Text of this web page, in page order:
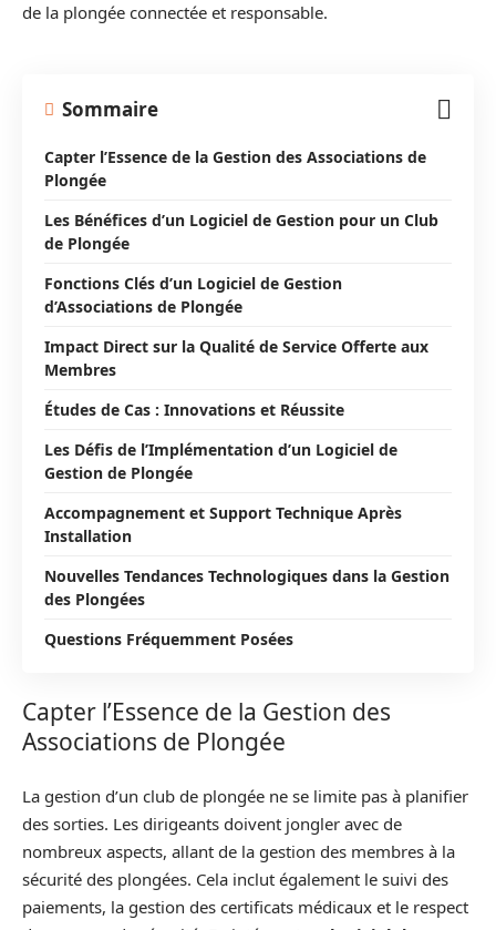
de la plongée connectée et responsable.
Sommaire
Capter l’Essence de la Gestion des Associations de
Plongée
Les Bénéfices d’un Logiciel de Gestion pour un Club
de Plongée
Fonctions Clés d’un Logiciel de Gestion
d’Associations de Plongée
Impact Direct sur la Qualité de Service Offerte aux
Membres
Études de Cas : Innovations et Réussite
Les Défis de l’Implémentation d’un Logiciel de
Gestion de Plongée
Accompagnement et Support Technique Après
Installation
Nouvelles Tendances Technologiques dans la Gestion
des Plongées
Questions Fréquemment Posées
Capter l’Essence de la Gestion des
Associations de Plongée
La gestion d’un club de plongée ne se limite pas à planifier
des sorties. Les dirigeants doivent jongler avec de
nombreux aspects, allant de la gestion des membres à la
sécurité des plongées. Cela inclut également le suivi des
paiements, la gestion des certificats médicaux et le respect